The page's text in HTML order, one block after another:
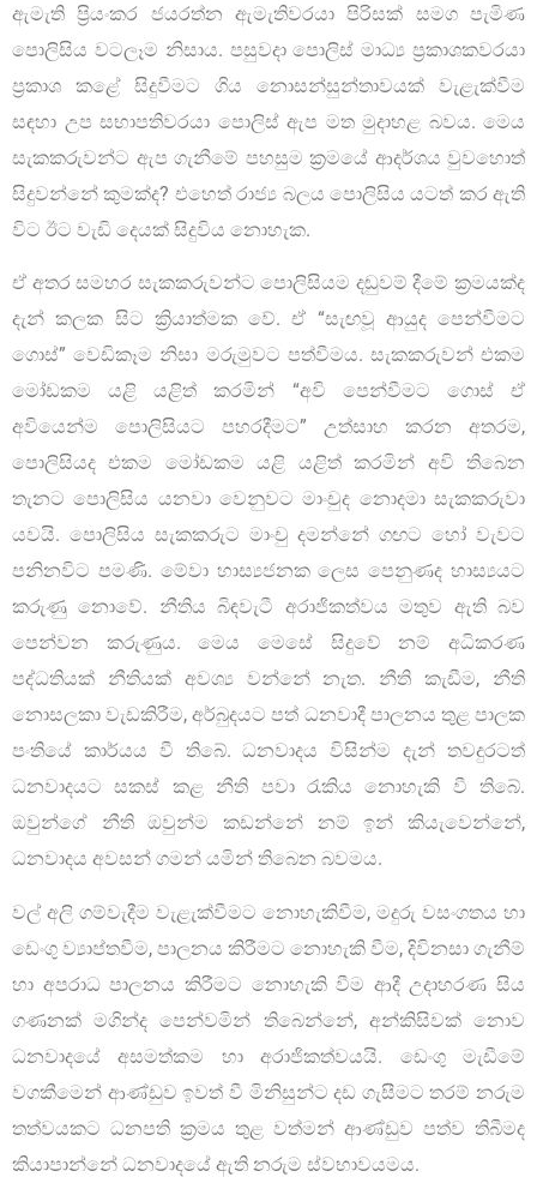
ඇමැති ප්‍රියංකර ජයරත්න ඇමැතිවරයා පිරිසක් සමග පැමිණ
පොලිසිය වටලෑම නිසාය. පසුවදා පොලිස් මාධ්‍ය ප‍්‍රකාශකවරයා
ප‍්‍රකාශ කළේ සිදුවීමට ගිය නොසන්සුන්තාවයක් වැළැක්වීම
සඳහා උප සභාපතිවරයා පොලිස් ඇප මත මුදාහළ බවය. මෙය
සැකකරුවන්ට ඇප ගැනීමේ පහසුම ක්‍රමයේ ආදර්ශය වුවහොත්
සිදුවන්නේ කුමක්ද? එහෙත් රාජ්‍ය බලය පොලිසිය යටත් කර ඇති
විට ඊට වැඩි දෙයක් සිදුවිය නොහැක.
ඒ අතර සමහර සැකකරුවන්ට පොලිසියම දඬුවම් දීමේ ක්‍රමයක්ද
දැන් කලක සිට ක්‍රියාත්මක වේ. ඒ “සැඟවූ ආයුද පෙන්වීමට
ගොස්” වෙඩිකෑම නිසා මරුමුවට පත්වීමය. සැකකරුවන් එකම
මෝඩකම යළි යළිත් කරමින් “අවි පෙන්වීමට ගොස් ඒ
අවියෙන්ම පොලිසියට පහරදීමට” උත්සාහ කරන අතරම,
පොලිසියද එකම මෝඩකම යළි යළිත් කරමින් අවි තිබෙන
තැනට පොලිසිය යනවා වෙනුවට මාංචුද නොදමා සැකකරුවා
යවයි. පොලිසිය සැකකරුට මාංචු දමන්නේ ගඟට හෝ වැවට
පනිනවිට පමණි. මේවා හාස්‍යජනක ලෙස පෙනුණද හාස්‍යයට
කරුණු නොවේ. නීතිය බිඳවැටී අරාජිකත්වය මතුව ඇති බව
පෙන්වන කරුණුය. මෙය මෙසේ සිදුවේ නම් අධිකරණ
පද්ධතියක් නීතියක් අවශ්‍ය වන්නේ නැත. නීති කැඩීම, නීති
නොසලකා වැඩකිරීම, අර්බුදයට පත් ධනවාදී පාලනය තුළ පාලක
පංතියේ කාර්යය වී තිබේ. ධනවාදය විසින්ම දැන් තවදුරටත්
ධනවාදයට සකස් කළ නීති පවා රැකිය නොහැකි වී තිබේ.
ඔවුන්ගේ නීති ඔවුන්ම කඩන්නේ නම් ඉන් කියැවෙන්නේ,
ධනවාදය අවසන් ගමන් යමින් තිබෙන බවමය.
වල් අලි ගම්වැදීම වැළැක්වීමට නොහැකිවීම, මදුරු වසංගතය හා
ඩෙංගු ව්‍යාප්තවීම, පාලනය කිරීමට නොහැකි වීම, දිවිනසා ගැනීම්
හා අපරාධ පාලනය කිරීමට නොහැකි වීම ආදී උදාහරණ සිය
ගණනක් මගින්ද පෙන්වමින් තිබෙන්නේ, අන්කිසිවක් නොව
ධනවාදයේ අසමත්කම හා අරාජිකත්වයයි. ඩෙංගු මැඩීමේ
වගකීමෙන් ආණ්ඩුව ඉවත් වී මිනිසුන්ට දඩ ගැසීමට තරම් නරුම
තත්වයකට ධනපති ක්‍රමය තුළ වත්මන් ආණ්ඩුව පත්ව තිබීමද
කියාපාන්නේ ධනවාදයේ ඇති නරුම ස්වභාවයමය.